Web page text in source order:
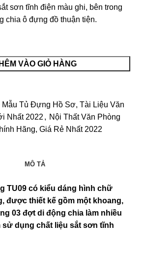
sơn tĩnh điện màu ghi, bên trong
chia ô đựng đồ thuận tiện.
VÀO GIỎ HÀNG
Mẫu Tủ Đựng Hồ Sơ, Tài Liệu Văn
Nhất 2022 , Nội Thất Văn Phòng
Hãng, Giá Rẻ Nhất 2022
MÔ TẢ
TU09 có kiểu dáng hình chữ
được thiết kế gồm một khoang,
03 đợt di động chia làm nhiều
sử dụng chất liệu sắt sơn tĩnh